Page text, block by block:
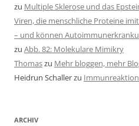
zu Multiple Sklerose und das
Viren, die menschliche Proteine
– und können
zu Abb. 82: Molekulare Mimikry
Thomaszu Mehr bloggen, mehr
Heidrun Schallerzu
ARCHIV